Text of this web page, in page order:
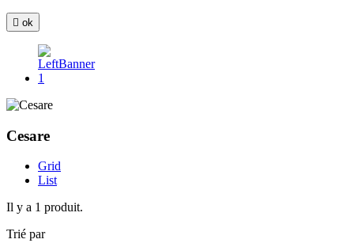
 ok
Cesare
Grid
List
Il y a 1 produit.
Trié par